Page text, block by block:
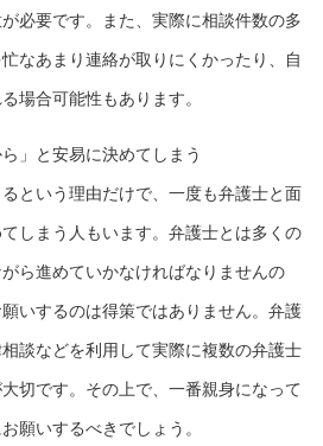
必要です。また、実際に相談件数の多
なあまり連絡が取りにくかったり、自
場合可能性もあります。
」と安易に決めてしまう
という理由だけで、一度も弁護士と面
しまう人もいます。弁護士とは多くの
ら進めていかなければなりませんの
いするのは得策ではありません。弁護
談などを利用して実際に複数の弁護士
切です。その上で、一番親身になって
願いするべきでしょう。